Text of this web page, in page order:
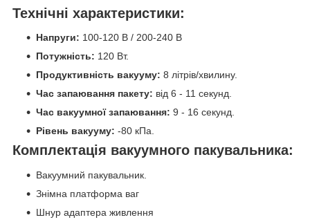
Технічні характеристики:
Напруги: 100-120 В / 200-240 В
Потужність: 120 Вт.
Продуктивність вакууму: 8 літрів/хвилину.
Час запаювання пакету: від 6 - 11 секунд.
Час вакуумної запаювання: 9 - 16 секунд.
Рівень вакууму: -80 кПа.
Комплектація вакуумного пакувальника:
Вакуумний пакувальник.
Знімна платформа ваг
Шнур адаптера живлення